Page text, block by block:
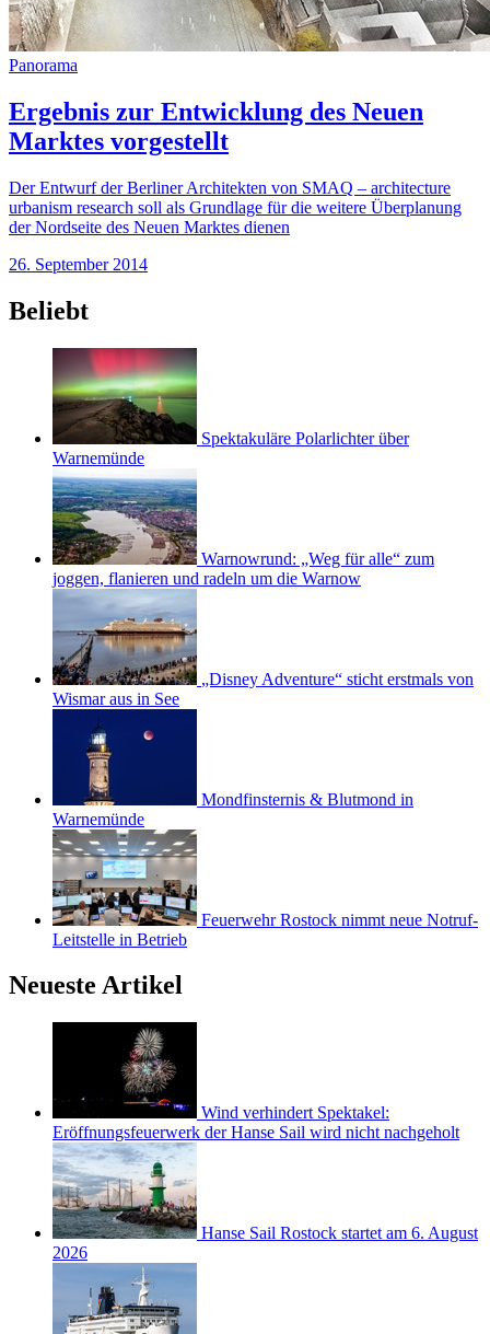
Panorama
Ergebnis zur Entwicklung des Neuen
Marktes vorgestellt
Der Entwurf der Berliner Architekten von SMAQ – architecture
urbanism research soll als Grundlage für die weitere Überplanung
der Nordseite des Neuen Marktes dienen
26. September 2014
Beliebt
Spektakuläre Polarlichter über
Warnemünde
Warnowrund: „Weg für alle“ zum
joggen, flanieren und radeln um die Warnow
„Disney Adventure“ sticht erstmals von
Wismar aus in See
Mondfinsternis & Blutmond in
Warnemünde
Feuerwehr Rostock nimmt neue Notruf-
Leitstelle in Betrieb
Neueste Artikel
Wind verhindert Spektakel:
Eröffnungsfeuerwerk der Hanse Sail wird nicht nachgeholt
Hanse Sail Rostock startet am 6. August
2026